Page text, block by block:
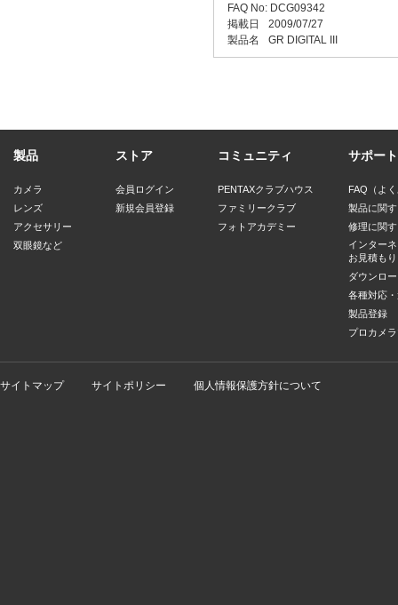
FAQ No: DCG09342
掲載日
2009/07/27
製品名
GR DIGITAL III
製品
カメラ
レンズ
アクセサリー
双眼鏡など
ストア
会員ログイン
新規会員登録
コミュニティ
PENTAXクラブハウス
ファミリークラブ
フォトアカデミー
サポート
FAQ（よ
製品に関
修理に関
インター
お見積もり
ダウンロ
各種対応
製品登録
プロカメ
サイトマップ サイトポリシー 個人情報保護方針について